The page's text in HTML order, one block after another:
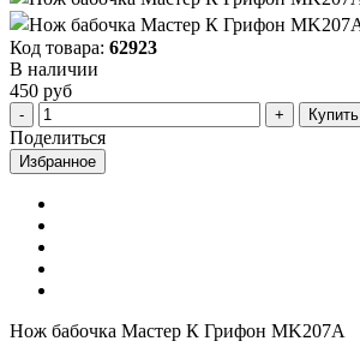
Код товара: 62923
В наличии
450 руб
Купить
Поделиться
Избранное
Нож бабочка Мастер К Грифон MK207A